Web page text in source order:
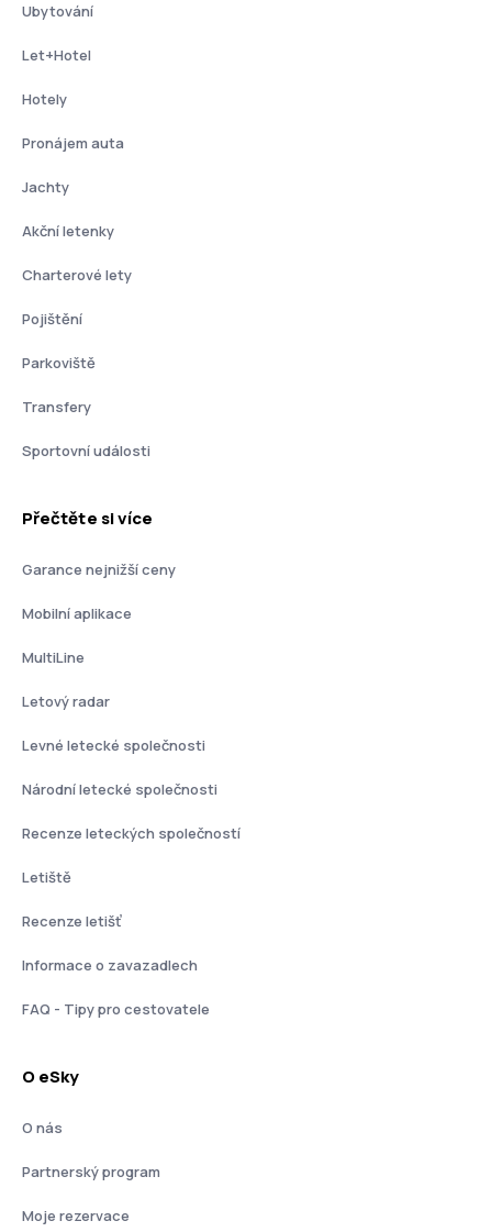
Ubytování
Let+Hotel
Hotely
Pronájem auta
Jachty
Akční letenky
Charterové lety
Pojištění
Parkoviště
Transfery
Sportovní události
Přečtěte si více
Garance nejnižší ceny
Mobilní aplikace
MultiLine
Letový radar
Levné letecké společnosti
Národní letecké společnosti
Recenze leteckých společností
Letiště
Recenze letišť
Informace o zavazadlech
FAQ - Tipy pro cestovatele
O eSky
O nás
Partnerský program
Moje rezervace